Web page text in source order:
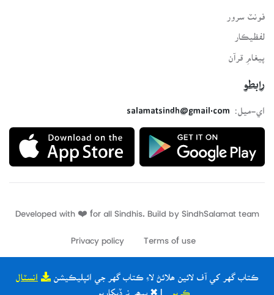
ڪتاب گهر کي آف لائين ھلائڻ لاءِ ڪتاب گهر جي ائپليڪيشن انسٽال
| ✖ ٻيھر نہ ڏيکاريو
لفظيڪار
پيغامِ قرآن
رابطو
اي-ميل:
salamatsindh@gmail.com
Developed with ❤️ for all Sindhis. Build by
Terms of use